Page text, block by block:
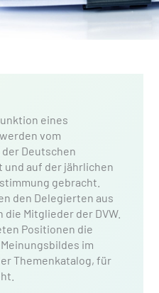
eines
vom
Deutschen
auf der jährlichen
gebracht.
den Delegierten aus
Mitglieder der DVW.
Positionen die
im
Themenkatalog, für